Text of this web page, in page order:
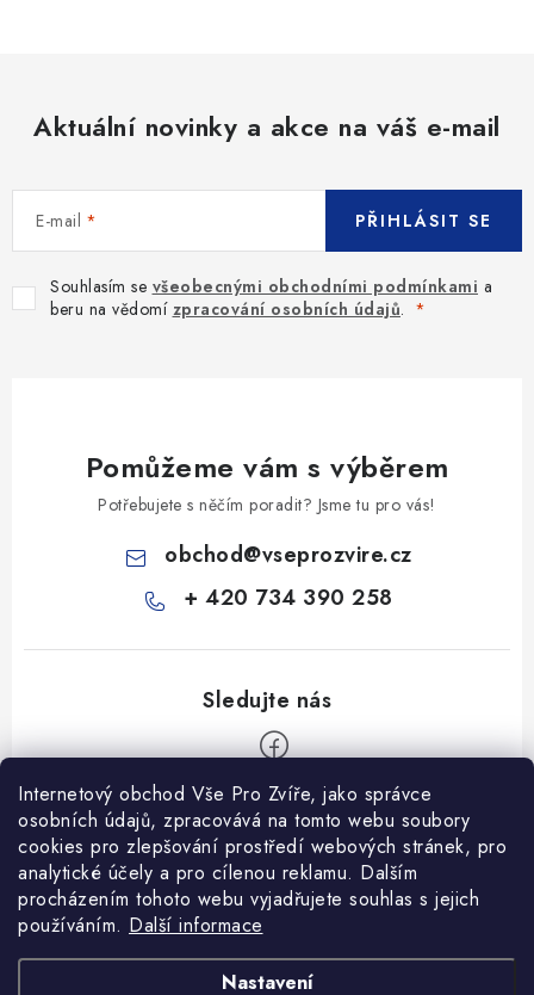
Internetový obchod Vše Pro Zvíře, jako správce
osobních údajů, zpracovává na tomto webu soubory
cookies pro zlepšování prostředí webových stránek, pro
analytické účely a pro cílenou reklamu. Dalším
procházením tohoto webu vyjadřujete souhlas s jejich
používáním. Další informace
Nastavení
Aktuální novinky a akce na váš e-mail
E-mail
Souhlasím se všeobecnými obchodními podmínkami a
beru na vědomí zpracování osobních údajů.
PŘIHLÁSIT SE
Pomůžeme vám s výběrem
Potřebujete s něčím poradit? Jsme tu pro vás!
obchod@vseprozvire.cz
+ 420 734 390 258
Informace pro Vás
Ceník dopravy
Kontakty
Heuréka recenze